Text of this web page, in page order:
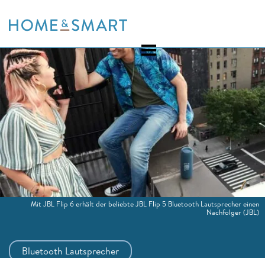
to
Bluetooth Lautsprecher
Mit JBL Flip 6 erhält der beliebte JBL Flip 5 Bluetooth Lautsprecher einen
Nachfolger(JBL)